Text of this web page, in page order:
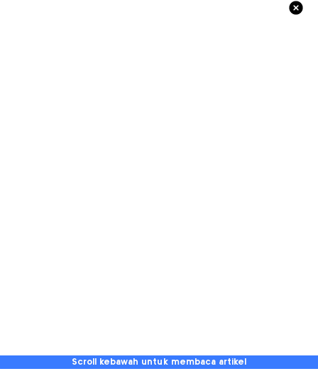
Scroll kebawah untuk membaca artikel